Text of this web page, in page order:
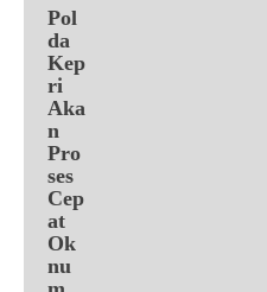
Pol
da
Kep
ri
Aka
n
Pro
ses
Cep
at
Ok
nu